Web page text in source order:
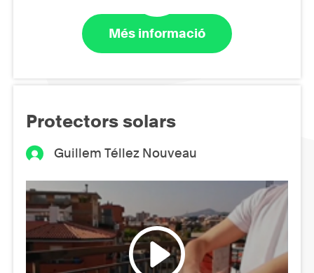
Més informació
Protectors solars
Guillem Téllez Nouveau